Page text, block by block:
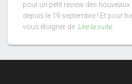
pour un petit review des
depuis le 19 septembre ! Et pour
vous éloigner de Lire la suite